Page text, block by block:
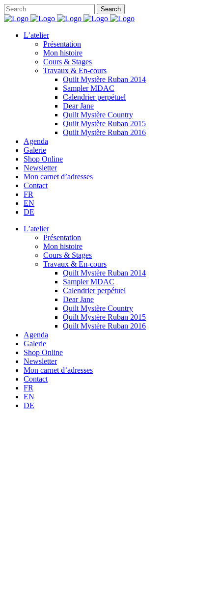
L’atelier
Présentation
Mon histoire
Cours & Stages
Travaux & En-cours
Quilt Mystère Ruban 2014
Sampler MDAC
Calendrier perpétuel
Dear Jane
Quilt Mystère Country
Quilt Mystère Ruban 2015
Quilt Mystère Ruban 2016
Agenda
Galerie
Shop Online
Newsletter
Mon carnet d’adresses
Contact
FR
EN
DE
L’atelier
Présentation
Mon histoire
Cours & Stages
Travaux & En-cours
Quilt Mystère Ruban 2014
Sampler MDAC
Calendrier perpétuel
Dear Jane
Quilt Mystère Country
Quilt Mystère Ruban 2015
Quilt Mystère Ruban 2016
Agenda
Galerie
Shop Online
Newsletter
Mon carnet d’adresses
Contact
FR
EN
DE